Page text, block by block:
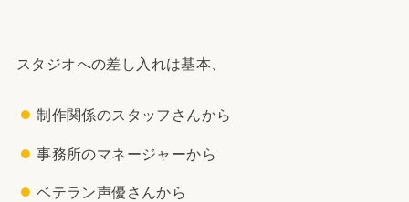
スタジオへの差し入れは基本、
制作関係のスタッフさんから
事務所のマネージャーから
ベテラン声優さんから